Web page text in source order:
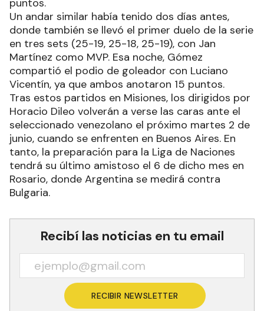
puntos.
Un andar similar había tenido dos días antes,
donde también se llevó el primer duelo de la serie
en tres sets (25-19, 25-18, 25-19), con Jan
Martínez como MVP. Esa noche, Gómez
compartió el podio de goleador con Luciano
Vicentín, ya que ambos anotaron 15 puntos.
Tras estos partidos en Misiones, los dirigidos por
Horacio Dileo volverán a verse las caras ante el
seleccionado venezolano el próximo martes 2 de
junio, cuando se enfrenten en Buenos Aires. En
tanto, la preparación para la Liga de Naciones
tendrá su último amistoso el 6 de dicho mes en
Rosario, donde Argentina se medirá contra
Bulgaria.
Recibí las noticias en tu email
RECIBIR NEWSLETTER